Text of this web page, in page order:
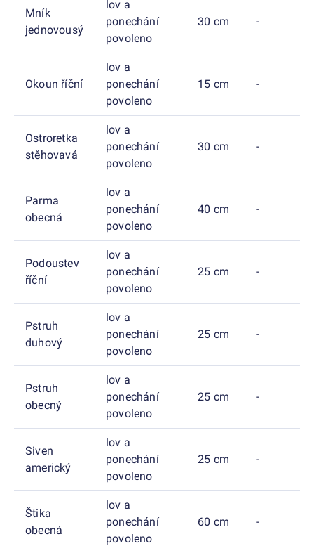
Mník
jednovousý
lov a
ponechání
povoleno
30 cm -
Okoun říční
lov a
ponechání
povoleno
15 cm -
Ostroretka
stěhovavá
lov a
ponechání
povoleno
30 cm -
Parma
obecná
lov a
ponechání
povoleno
40 cm -
Podoustev
říční
lov a
ponechání
povoleno
25 cm -
Pstruh
duhový
lov a
ponechání
povoleno
25 cm -
Pstruh
obecný
lov a
ponechání
povoleno
25 cm -
Siven
americký
lov a
ponechání
povoleno
25 cm -
Štika
obecná
lov a
ponechání
povoleno
60 cm -